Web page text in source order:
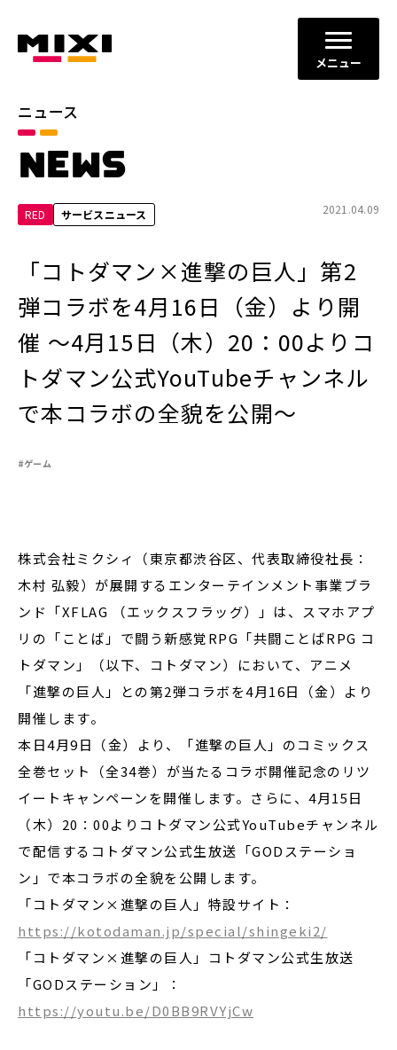
メニュー
ニュース
NEWS
RED サービスニュース 2021.04.09
「コトダマン×進撃の巨人」第2
弾コラボを4月16日（金）より開
催 〜4月15日（木）20：00よりコ
トダマン公式YouTubeチャンネル
で本コラボの全貌を公開〜
#ゲーム
株式会社ミクシィ（東京都渋谷区、代表取締役社長：
木村 弘毅）が展開するエンターテインメント事業ブラ
ンド「XFLAG （エックスフラッグ）」は、スマホアプ
リの「ことば」で闘う新感覚RPG「共闘ことばRPG コ
トダマン」（以下、コトダマン）において、アニメ
「進撃の巨人」との第2弾コラボを4月16日（金）より
開催します。
本日4月9日（金）より、「進撃の巨人」のコミックス
全巻セット（全34巻）が当たるコラボ開催記念のリツ
イートキャンペーンを開催します。さらに、4月15日
（木）20：00よりコトダマン公式YouTubeチャンネル
で配信するコトダマン公式生放送「GODステーショ
ン」で本コラボの全貌を公開します。
「コトダマン×進撃の巨人」特設サイト：
https://kotodaman.jp/special/shingeki2/
「コトダマン×進撃の巨人」コトダマン公式生放送
「GODステーション」：
https://youtu.be/D0BB9RVYjCw
カテゴリ
お知らせ
2026年 2025年
2023年